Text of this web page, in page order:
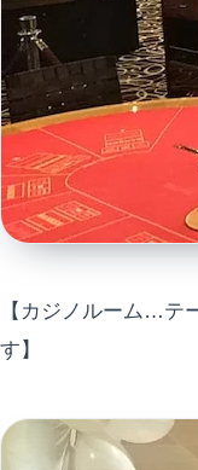
【カジノルーム…テ
す】